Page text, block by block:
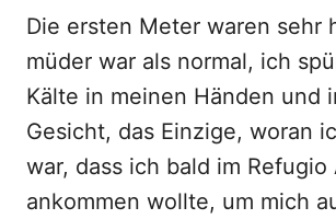
Die ersten Meter waren sehr
müder war als normal, ich
Kälte in meinen Händen und
Gesicht, das Einzige, woran
war, dass ich bald im Refugio
ankommen wollte, um mich